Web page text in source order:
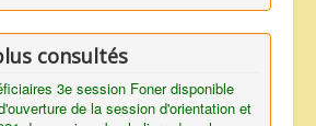
consultés
3e session Foner disponible
de la session d'orientation et